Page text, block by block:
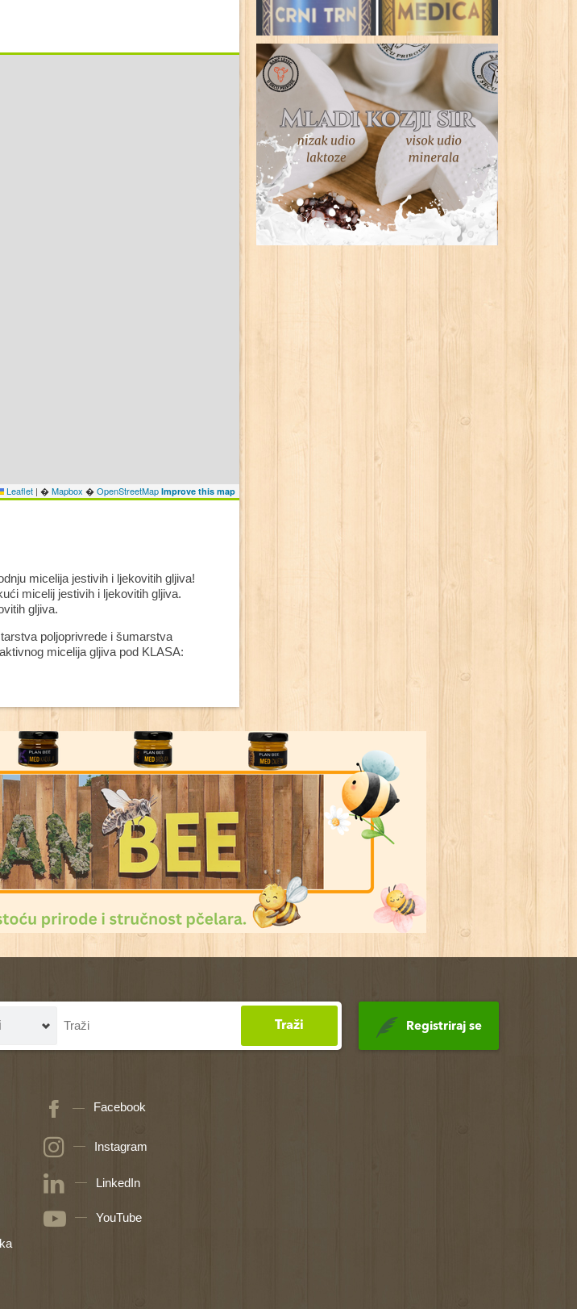
Leaflet | �Mapbox �OpenStreetMap Improve this map
micelija jestivih i ljekovitih gljiva!
micelij jestivih i ljekovitih gljiva.
gljiva.
poljoprivrede i šumarstva
micelija gljiva pod KLASA:
Traži Registriraj se
Facebook
Instagram
LinkedIn
YouTube